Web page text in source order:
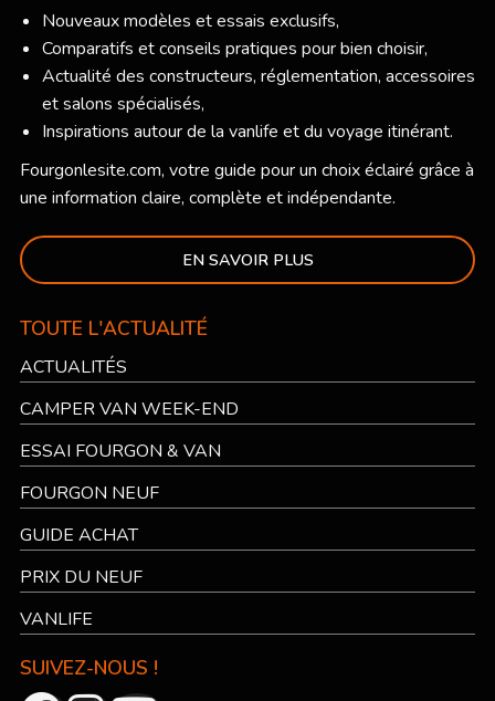
Nouveaux modèles et essais exclusifs,
Comparatifs et conseils pratiques pour bien choisir,
Actualité des constructeurs, réglementation, accessoires
et salons spécialisés,
Inspirations autour de la vanlife et du voyage itinérant.
Fourgonlesite.com, votre guide pour un choix éclairé grâce à
une information claire, complète et indépendante.
EN SAVOIR PLUS
TOUTE L'ACTUALITÉ
ACTUALITÉS
CAMPER VAN WEEK-END
ESSAI FOURGON & VAN
FOURGON NEUF
GUIDE ACHAT
PRIX DU NEUF
VANLIFE
SUIVEZ-NOUS !